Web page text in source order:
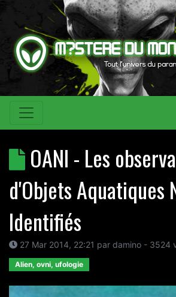
OANI - Les
d'Objets Aquatiques
Identifiés
27 Mar 2014, 22:21 par damino - 3524
Alien, ovni, ufologie